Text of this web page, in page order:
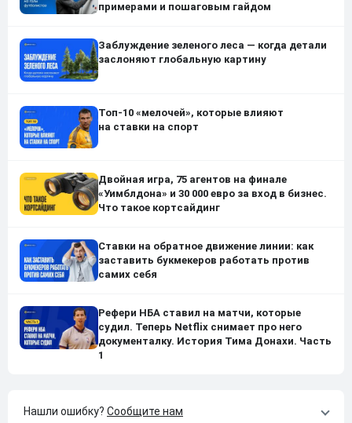
примерами и пошаговым гайдом
Заблуждение зеленого леса — когда детали
заслоняют глобальную картину
Топ-10 «мелочей», которые влияют
на ставки на спорт
Двойная игра, 75 агентов на финале
«Уимблдона» и 30 000 евро за вход в бизнес.
Что такое кортсайдинг
Ставки на обратное движение линии: как
заставить букмекеров работать против
самих себя
Рефери НБА ставил на матчи, которые
судил. Теперь Netflix снимает про него
документалку. История Тима Донахи. Часть
1
Нашли ошибку? Сообщите нам